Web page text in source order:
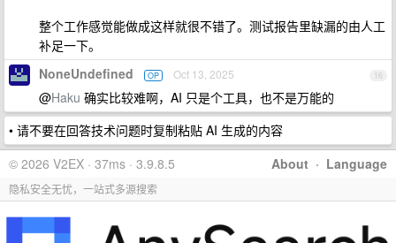
整个工作感觉能做成这样就很不错了。测试报告里缺漏的由人工
补足一下。
16
NoneUndefined OP Oct 13, 2025
@Haku 确实比较难啊，AI 只是个工具，也不是万能的
• 请不要在回答技术问题时复制粘贴 AI 生成的内容
About · Language
© 2026 V2EX · 37ms · 3.9.8.5
隐私安全无忧，一站式多源搜索